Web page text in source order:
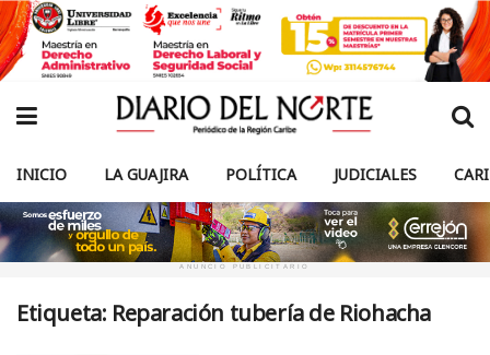
INICIO LA GUAJIRA POLÍTICA JUDICIALES
ANUNCIO PUBLICITARIO
Etiqueta: Reparación tubería de Riohacha